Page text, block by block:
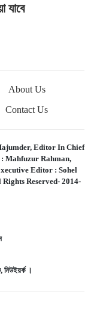
যাবে
About Us
Contact Us
Editor In Chief
Mahfuzur Rahman,
Editor : Sohel
Reserved- 2014-
নিউইয়র্ক ।